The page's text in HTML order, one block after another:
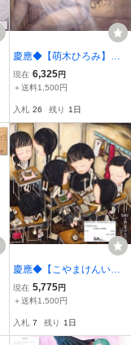
慶應◆【萌木ひろみ】真
筆 F10号パネルにアクリ
ル・モデリングペースト
現在 6,325円
＋送料1,500円
入札 26 残り 1日
慶應◆【こやまけんい
ち】真筆 紙に油彩 美少女
画『お昼休みの時間』額
16
現在 5,775円
＋送料1,500円
入札 7 残り 1日